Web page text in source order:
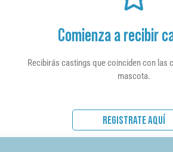
Comienza a recibir
Recibirás castings que coinciden con las
mascota.
REGISTRATE AQUÍ